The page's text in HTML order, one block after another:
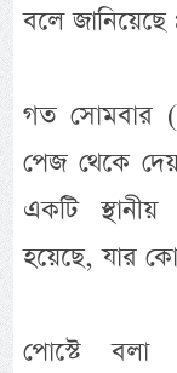
বলে জানিয়েছে
গত সোমবার
পেজ থেকে
একটি
হয়েছে, যার
পোস্টে বলা